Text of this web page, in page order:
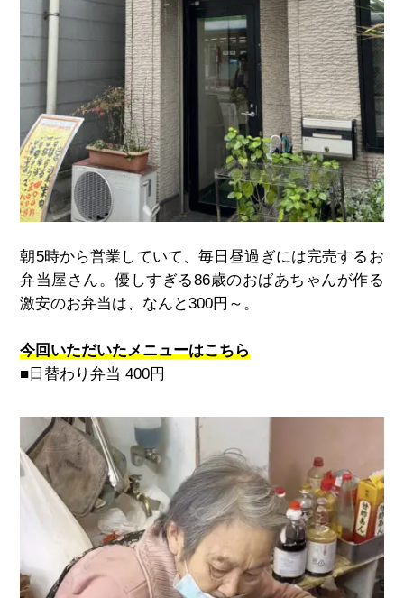
朝5時から営業していて、毎日昼過ぎには完売するお
弁当屋さん。優しすぎる86歳のおばあちゃんが作る
激安のお弁当は、なんと300円～。
今回いただいたメニューはこちら
■日替わり弁当 400円